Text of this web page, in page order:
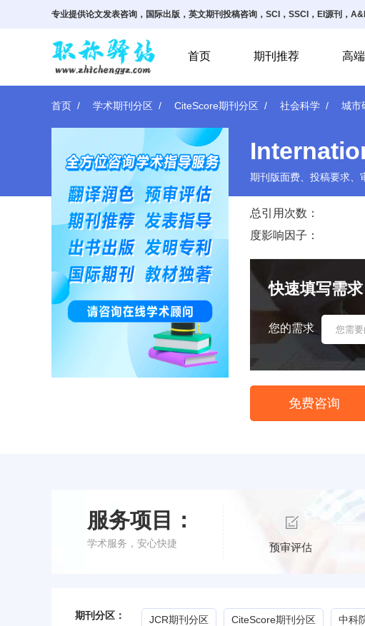
专业提供论文发表咨询，国际出版，英文期刊投稿咨询，SCI，SSCI，EI源刊，
首页 期刊推荐 高
首页 学术期刊分区 CiteScore期刊分区 社会科学 城市
期刊版面费、投稿要求、
总引用次数：
度影响因子：
快速填写需
您的需求
免费咨询
服务项目：
学术服务，安心快捷 预审评估
期刊分区： JCR期刊分区 CiteScore期刊分区 中科